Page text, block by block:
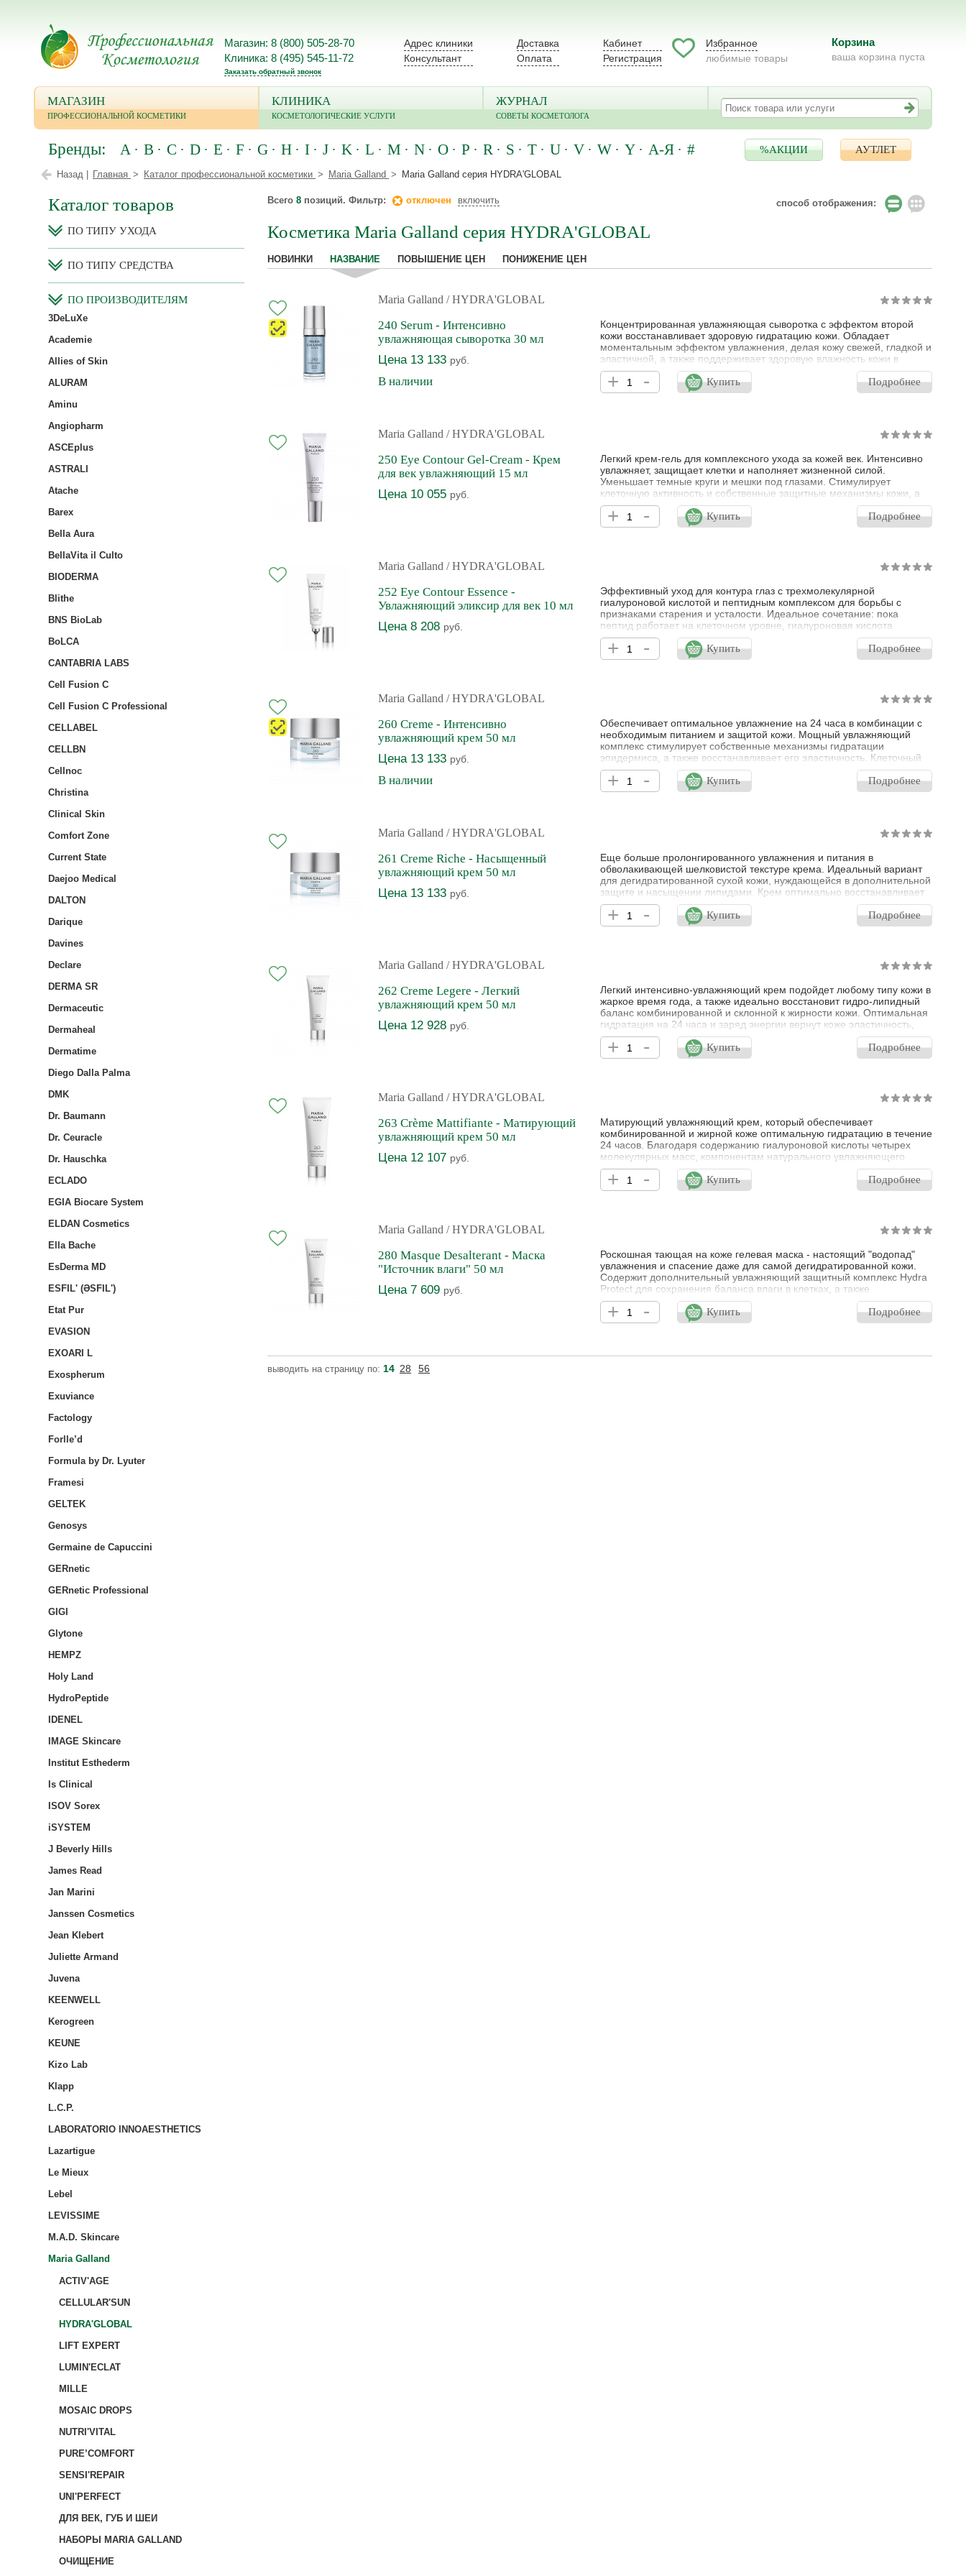
Магазин: 8 (800) 505-28-70
Клиника: 8 (495) 545-11-72
Заказать обратный звонок
Адрес клиники
Консультант
Доставка
Оплата
Кабинет
Регистрация
Избранное
любимые товары
Корзина
ваша корзина пуста
МАГАЗИН
ПРОФЕССИОНАЛЬНОЙ КОСМЕТИКИ
КЛИНИКА
КОСМЕТОЛОГИЧЕСКИЕ УСЛУГИ
ЖУРНАЛ
СОВЕТЫ КОСМЕТОЛОГА
Бренды: A B C D E F G H I J K L M N O P R S T U V W Y А-Я # %АКЦИИ АУТЛЕТ
Назад | Главная Каталог профессиональной косметики Maria Galland Maria Galland серия HYDRA'GLOBAL
Всего 8 позиций. Фильтр: отключен включить способ отображения:
Косметика Maria Galland серия HYDRA'GLOBAL
НОВИНКИ НАЗВАНИЕ ПОВЫШЕНИЕ ЦЕН ПОНИЖЕНИЕ ЦЕН
Maria Galland / HYDRA'GLOBAL
240 Serum - Интенсивно
увлажняющая сыворотка 30 мл
Цена 13 133 руб.
В наличии
Концентрированная увлажняющая сыворотка с эффектом второй
кожи восстанавливает здоровую гидратацию кожи. Обладает
моментальным эффектом увлажнения, делая кожу свежей, гладкой и
эластичной, а также поддерживает здоровую влажность кожи в
течение всего дня. Наполняет кожу энергией и стимулирует ее
обновление. Улучшает синтез коллагена, эластина и гиалуроновой
кислоты в коже, снимает раздражения, защищает кожу от
+ - Купить Подробнее
Maria Galland / HYDRA'GLOBAL
250 Eye Contour Gel-Cream - Крем
для век увлажняющий 15 мл
Цена 10 055 руб.
Легкий крем-гель для комплексного ухода за кожей век. Интенсивно
увлажняет, защищает клетки и наполняет жизненной силой.
Уменьшает темные круги и мешки под глазами. Стимулирует
клеточную активность и собственные защитные механизмы кожи, а
также способность к самоувлажнению. Доказанная эффективность:
круги и мешки под глазами визуально уменьшаются. Морщинки
заметно разглаживаются. Взгляд становится отдохнувшим.
+ - Купить Подробнее
Maria Galland / HYDRA'GLOBAL
252 Eye Contour Essence -
Увлажняющий эликсир для век 10 мл
Цена 8 208 руб.
Эффективный уход для контура глаз с трехмолекулярной
гиалуроновой кислотой и пептидным комплексом для борьбы с
признаками старения и усталости. Идеальное сочетание: пока
пептид работает на клеточном уровне, гиалуроновая кислота
обеспечивает интенсивное увлажнение и эффект разглаживания.
Средство направлено на устранение отечности, дегидратации и
мимических морщин. Помогает уменьшить выраженность темных
+ - Купить Подробнее
Maria Galland / HYDRA'GLOBAL
260 Creme - Интенсивно
увлажняющий крем 50 мл
Цена 13 133 руб.
В наличии
Обеспечивает оптимальное увлажнение на 24 часа в комбинации с
необходимым питанием и защитой кожи. Мощный увлажняющий
комплекс стимулирует собственные механизмы гидратации
эпидермиса, а также восстанавливает его эластичность. Клеточный
метаболизм получает необходимый заряд энергии для
восстановления активности клеток, а драгоценные растительные
масла и сквалан обеспечивают нужный уровень питания и снимают
+ - Купить Подробнее
Maria Galland / HYDRA'GLOBAL
261 Creme Riche - Насыщенный
увлажняющий крем 50 мл
Цена 13 133 руб.
Еще больше пролонгированного увлажнения и питания в
обволакивающей шелковистой текстуре крема. Идеальный вариант
для дегидратированной сухой кожи, нуждающейся в дополнительной
защите и насыщении липидами. Крем оптимально восстанавливает
гидро-липидную мантию кожи, мгновенно обеспечивая гладкость,
упругость и эластичность.
+ - Купить Подробнее
Maria Galland / HYDRA'GLOBAL
262 Creme Legere - Легкий
увлажняющий крем 50 мл
Цена 12 928 руб.
Легкий интенсивно-увлажняющий крем подойдет любому типу кожи в
жаркое время года, а также идеально восстановит гидро-липидный
баланс комбинированной и склонной к жирности кожи. Оптимальная
гидратация на 24 часа и заряд энергии вернут коже эластичность,
сияние и свежесть. Кроме того, этот нежирный крем с тающей на
коже свежей текстурой может стать прекрасной основой под макияж.
+ - Купить Подробнее
Maria Galland / HYDRA'GLOBAL
263 Crème Mattifiante - Матирующий
увлажняющий крем 50 мл
Цена 12 107 руб.
Матирующий увлажняющий крем, который обеспечивает
комбинированной и жирной коже оптимальную гидратацию в течение
24 часов. Благодаря содержанию гиалуроновой кислоты четырех
молекулярных масс, компонентам натурального увлажняющего
фактора, морской воды и экстрактам водорослей быстро и длительно
увлажняет кожу. Экстракт флорентийских ирисов, экстракт лотоса и
кувшинки уменьшают жирность кожи, предотвращают закупорку пор,
+ - Купить Подробнее
Maria Galland / HYDRA'GLOBAL
280 Masque Desalterant - Маска
"Источник влаги" 50 мл
Цена 7 609 руб.
Роскошная тающая на коже гелевая маска - настоящий "водопад"
увлажнения и спасение даже для самой дегидратированной кожи.
Содержит дополнительный увлажняющий защитный комплекс Hydra
Protect для сохранения баланса влаги в клетках, а также
питательные компоненты и витамин , которые восстанавливают
гидро-липидный барьер и мгновенно обеспечивают гладкость,
упругость и энергичность кожи.
+ - Купить Подробнее
выводить на страницу по: 14 28 56
Каталог товаров
ПО ТИПУ УХОДА
ПО ТИПУ СРЕДСТВА
ПО ПРОИЗВОДИТЕЛЯМ
3DeLuXe
Academie
Allies of Skin
ALURAM
Aminu
Angiopharm
ASCEplus
ASTRALI
Atache
Barex
Bella Aura
BellaVita il Culto
BIODERMA
Blithe
BNS BioLab
BoLCA
CANTABRIA LABS
Cell Fusion C
Cell Fusion C Professional
CELLABEL
CELLBN
Cellnoc
Christina
Clinical Skin
Comfort Zone
Current State
Daejoo Medical
DALTON
Darique
Davines
Declare
DERMA SR
Dermaceutic
Dermaheal
Dermatime
Diego Dalla Palma
DMK
Dr. Baumann
Dr. Ceuracle
Dr. Hauschka
ECLADO
EGIA Biocare System
ELDAN Cosmetics
Ella Bache
EsDerma MD
ESFIL' (ƏSFIL')
Etat Pur
EVASION
EXOARI L
Exospherum
Exuviance
Factology
Forlle’d
Formula by Dr. Lyuter
Framesi
GELTEK
Genosys
Germaine de Capuccini
GERnetic
GERnetic Professional
GIGI
Glytone
HEMPZ
Holy Land
HydroPeptide
IDENEL
IMAGE Skincare
Institut Esthederm
Is Clinical
ISOV Sorex
iSYSTEM
J Beverly Hills
James Read
Jan Marini
Janssen Cosmetics
Jean Klebert
Juliette Armand
Juvena
KEENWELL
Kerogreen
KEUNE
Kizo Lab
Klapp
L.C.P.
LABORATORIO INNOAESTHETICS
Lazartigue
Le Mieux
Lebel
LEVISSIME
M.A.D. Skincare
Maria Galland
ACTIV'AGE
CELLULAR'SUN
HYDRA'GLOBAL
LIFT EXPERT
LUMIN'ECLAT
MILLE
MOSAIC DROPS
NUTRI'VITAL
PURE’COMFORT
SENSI'REPAIR
UNI'PERFECT
ДЛЯ ВЕК, ГУБ И ШЕИ
НАБОРЫ MARIA GALLAND
ОЧИЩЕНИЕ